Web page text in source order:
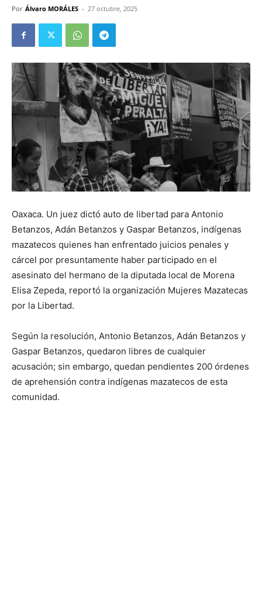
Por Álvaro MORÁLES - 27 octubre, 2025
Oaxaca. Un juez dictó auto de libertad para Antonio
Betanzos, Adán Betanzos y Gaspar Betanzos, indígenas
mazatecos quienes han enfrentado juicios penales y
cárcel por presuntamente haber participado en el
asesinato del hermano de la diputada local de Morena
Elisa Zepeda, reportó la organización Mujeres Mazatecas
por la Libertad.
Según la resolución, Antonio Betanzos, Adán Betanzos y
Gaspar Betanzos, quedaron libres de cualquier
acusación; sin embargo, quedan pendientes 200 órdenes
de aprehensión contra indígenas mazatecos de esta
comunidad.